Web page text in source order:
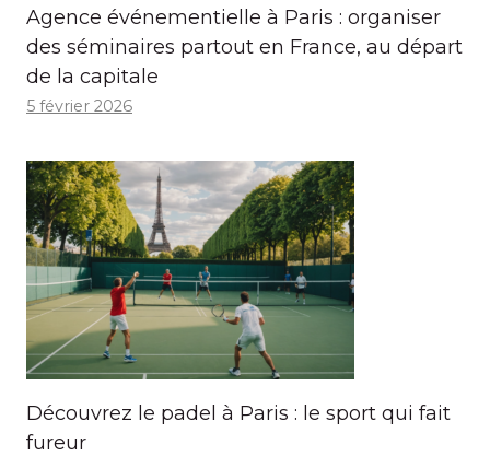
Agence événementielle à Paris : organiser
des séminaires partout en France, au départ
de la capitale
5 février 2026
Découvrez le padel à Paris : le sport qui fait
fureur